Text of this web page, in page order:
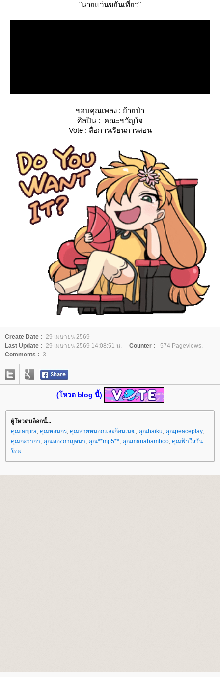
"นายแว่นขยันเที่ยว"
ขอบคุณเพลง : ย้ายป่า
ศิลปิน : คณะขวัญใจ
Vote : สื่อการเรียนการสอน
Create Date :
29 เมษายน 2569
Last Update :
29 เมษายน 2569 14:08:51 น. Counter :
574 Pageviews.
Comments : 3
(โหวต blog นี้)
ผู้โหวตบล็อกนี้...
คุณtanjira คุณหอมกร คุณสายหมอกและก้อนเมฆ คุณhaiku คุณpeaceplay,
คุณกะว่าก๋า คุณทองกาญจนา คุณ**mp5** คุณmariabamboo คุณฟ้าใสวัน
หม่